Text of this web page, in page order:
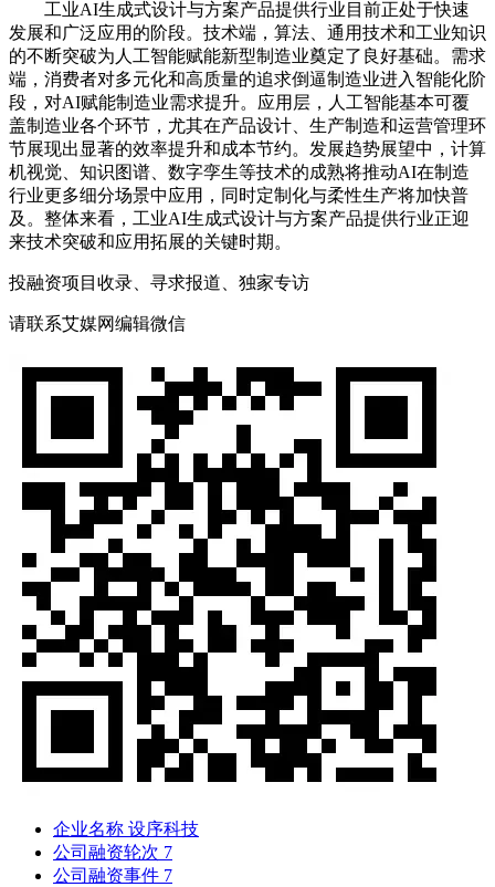
工业AI生成式设计与方案产品提供行业目前正处于快速
发展和广泛应用的阶段。技术端，算法、通用技术和工业知识
的不断突破为人工智能赋能新型制造业奠定了良好基础。需求
端，消费者对多元化和高质量的追求倒逼制造业进入智能化阶
段，对AI赋能制造业需求提升。应用层，人工智能基本可覆
盖制造业各个环节，尤其在产品设计、生产制造和运营管理环
节展现出显著的效率提升和成本节约。发展趋势展望中，计算
机视觉、知识图谱、数字孪生等技术的成熟将推动AI在制造
行业更多细分场景中应用，同时定制化与柔性生产将加快普
及。整体来看，工业AI生成式设计与方案产品提供行业正迎
来技术突破和应用拓展的关键时期。
投融资项目收录、寻求报道、独家专访
请联系艾媒网编辑微信
企业名称 设序科技
公司融资轮次 7
公司融资事件 7